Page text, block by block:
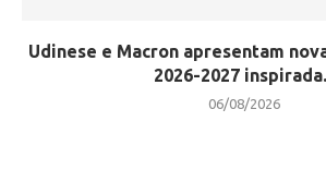
Udinese e Macron apresentam
2026-2027
06/08/2026